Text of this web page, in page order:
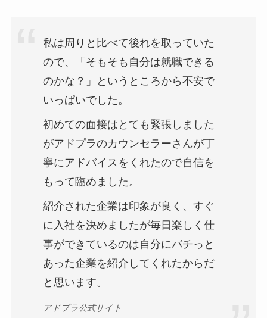
私は周りと比べて後れを取っていた
ので、「そもそも自分は就職できる
のかな？」というところから不安で
いっぱいでした。
初めての面接はとても緊張しました
がアドプラのカウンセラーさんが丁
寧にアドバイスをくれたので自信を
もって臨めました。
紹介された企業は印象が良く、すぐ
に入社を決めましたが毎日楽しく仕
事ができているのは自分にバチっと
あった企業を紹介してくれたからだ
と思います。
アドプラ公式サイト